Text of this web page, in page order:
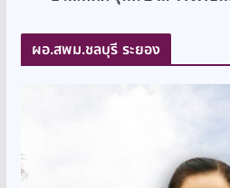
ผอ.สพม.ชลบุรี ระยอง